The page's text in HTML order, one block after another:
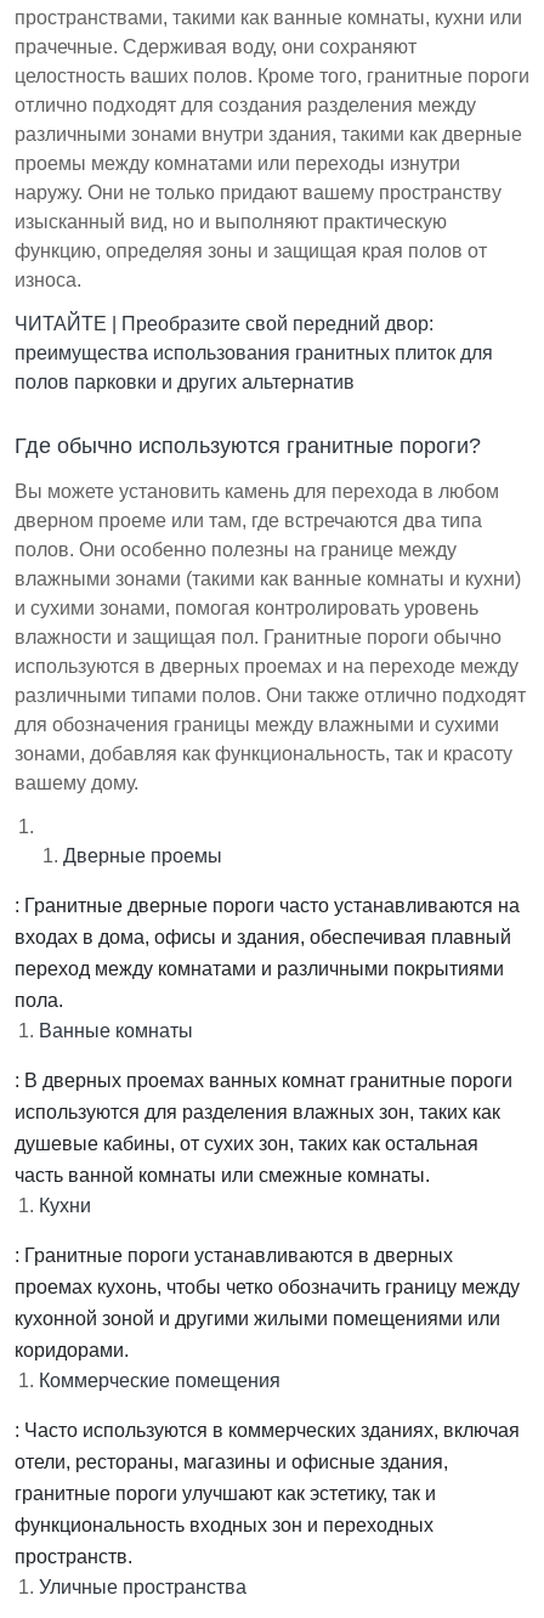
пространствами, такими как ванные комнаты, кухни или
прачечные. Сдерживая воду, они сохраняют
целостность ваших полов. Кроме того, гранитные пороги
отлично подходят для создания разделения между
различными зонами внутри здания, такими как дверные
проемы между комнатами или переходы изнутри
наружу. Они не только придают вашему пространству
изысканный вид, но и выполняют практическую
функцию, определяя зоны и защищая края полов от
износа.
ЧИТАЙТЕ |
Преобразите свой передний двор:
преимущества использования гранитных плиток для
полов парковки и других альтернатив
Где обычно используются гранитные пороги?
Вы можете установить камень для перехода в любом
дверном проеме или там, где встречаются два типа
полов. Они особенно полезны на границе между
влажными зонами (такими как ванные комнаты и кухни)
и сухими зонами, помогая контролировать уровень
влажности и защищая пол. Гранитные пороги обычно
используются в дверных проемах и на переходе между
различными типами полов. Они также отлично подходят
для обозначения границы между влажными и сухими
зонами, добавляя как функциональность, так и красоту
вашему дому.
Дверные проемы
: Гранитные дверные пороги часто устанавливаются на
входах в дома, офисы и здания, обеспечивая плавный
переход между комнатами и различными покрытиями
пола.
Ванные комнаты
: В дверных проемах ванных комнат гранитные пороги
используются для разделения влажных зон, таких как
душевые кабины, от сухих зон, таких как остальная
часть ванной комнаты или смежные комнаты.
Кухни
: Гранитные пороги устанавливаются в дверных
проемах кухонь, чтобы четко обозначить границу между
кухонной зоной и другими жилыми помещениями или
коридорами.
Коммерческие помещения
: Часто используются в коммерческих зданиях, включая
отели, рестораны, магазины и офисные здания,
гранитные пороги улучшают как эстетику, так и
функциональность входных зон и переходных
пространств.
Уличные пространства